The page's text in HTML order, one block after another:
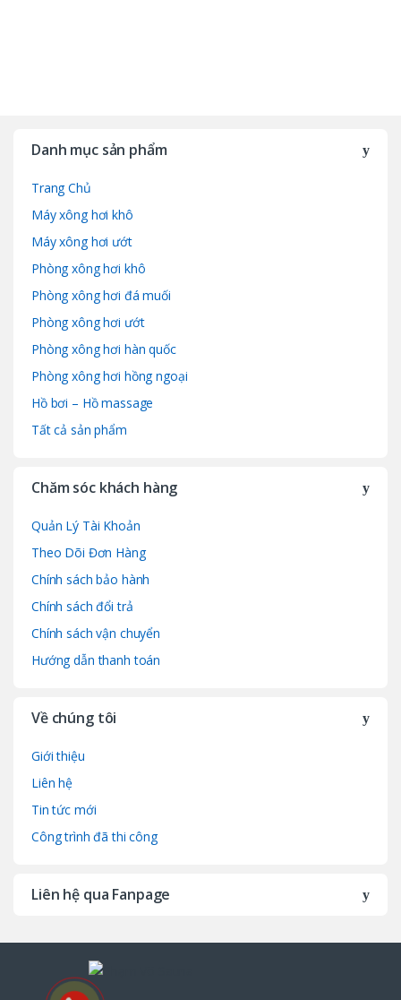
Danh mục sản phẩm
Trang Chủ
Máy xông hơi khô
Máy xông hơi ướt
Phòng xông hơi khô
Phòng xông hơi đá muối
Phòng xông hơi ướt
Phòng xông hơi hàn quốc
Phòng xông hơi hồng ngoại
Hồ bơi – Hồ massage
Tất cả sản phẩm
Chăm sóc khách hàng
Quản Lý Tài Khoản
Theo Dõi Đơn Hàng
Chính sách bảo hành
Chính sách đổi trả
Chính sách vận chuyển
Hướng dẫn thanh toán
Về chúng tôi
Giới thiệu
Liên hệ
Tin tức mới
Công trình đã thi công
Liên hệ qua Fanpage